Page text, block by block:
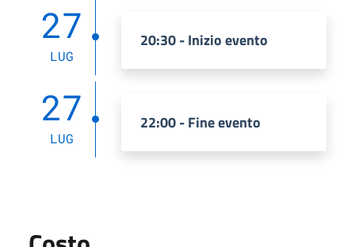
27
LUG
20:30 - Inizio evento
27
LUG
22:00 - Fine evento